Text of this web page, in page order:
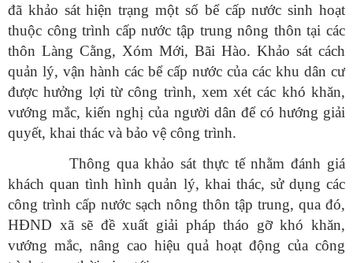
đã khảo sát hiện trạng một số bể cấp nước sinh hoạt
thuộc công trình cấp nước tập trung nông thôn tại các
thôn Làng Cằng, Xóm Mới, Bãi Hào. Khảo sát cách
quản lý, vận hành các bể cấp nước của các khu dân cư
được hưởng lợi từ công trình, xem xét các khó khăn,
vướng mắc, kiến nghị của người dân để có hướng giải
quyết, khai thác và bảo vệ công trình.
Thông qua khảo sát thực tế nhằm đánh giá
khách quan tình hình quản lý, khai thác, sử dụng các
công trình cấp nước sạch nông thôn tập trung, qua đó,
HĐND xã sẽ đề xuất giải pháp tháo gỡ khó khăn,
vướng mắc, nâng cao hiệu quả hoạt động của công